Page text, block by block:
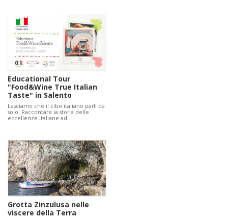
Educational Tour
"Food&Wine True Italian
Taste" in Salento
Lasciamo che il cibo italiano parli da
solo. Raccontare la storia delle
eccellenze italiane ad…
Grotta Zinzulusa nelle
viscere della Terra